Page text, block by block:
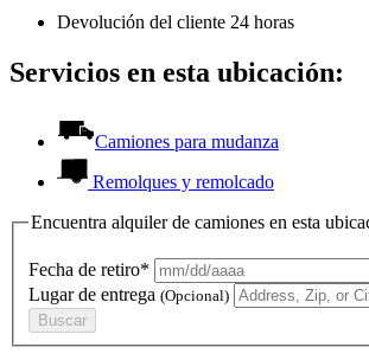
Devolución del cliente 24 horas
Servicios en esta ubicación:
Camiones para mudanza
Remolques y remolcado
Encuentra alquiler de camiones en esta
Fecha de retiro*
Lugar de entrega (Opcional)
Buscar